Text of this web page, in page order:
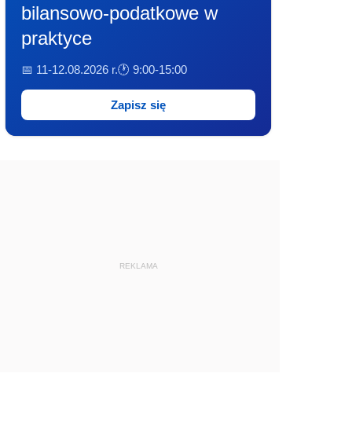
bilansowo-podatkowe w
praktyce
📅 11-12.08.2026 r.🕐 9:00-15:00
Zapisz się
REKLAMA